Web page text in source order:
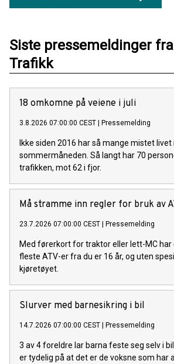
Siste pressemeldinger
Trafikk
18 omkomne på veiene i juli
3.8.2026 07:00:00 CEST | Pressemelding
Ikke siden 2016 har så mange mistet livet i
sommermåneden. Så langt har 70
trafikken, mot 62 i fjor.
Må stramme inn regler for bruk av
23.7.2026 07:00:00 CEST | Pressemelding
Med førerkort for traktor eller lett-MC har
fleste ATV-er fra du er 16 år, og uten
kjøretøyet.
Slurver med barnesikring i bil
14.7.2026 07:00:00 CEST | Pressemelding
3 av 4 foreldre lar barna feste seg selv i
er tydelig på at det er de voksne som har